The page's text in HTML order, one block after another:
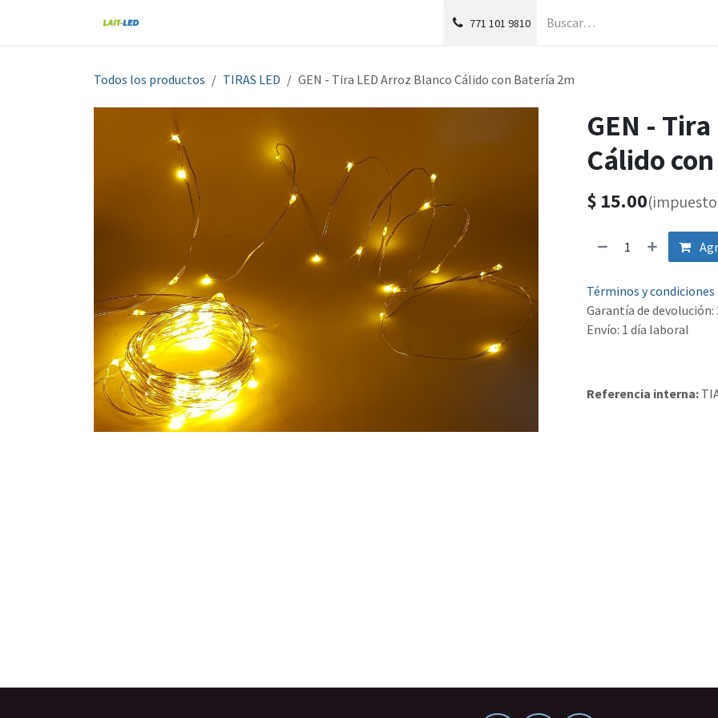
771 101 9810
Todos los productos TIRAS LED GEN - Tira LED Arroz Blanco Cálido con Batería 2m
GEN -
Cálido
$ 15.00
Términos y condiciones
Garantía de devolución:
Envío: 1 día laboral
Referencia interna: